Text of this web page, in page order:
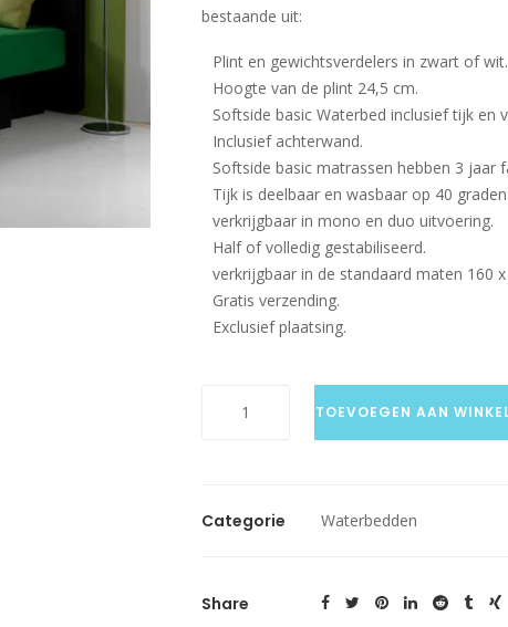
bestaande uit:
Plint en gewichtsverdelers in zwart of wit.
Hoogte van de plint 24,5 cm.
Softside basic Waterbed inclusief tijk en
Inclusief achterwand.
Softside basic matrassen hebben 3 jaar
Tijk is deelbaar en wasbaar op 40 graden.
verkrijgbaar in mono en duo uitvoering.
Half of volledig gestabiliseerd.
verkrijgbaar in de standaard maten 160
Gratis verzending.
Exclusief plaatsing.
standaard
aantal
TOEVOEGEN AAN
Categorie Waterbedden
Share